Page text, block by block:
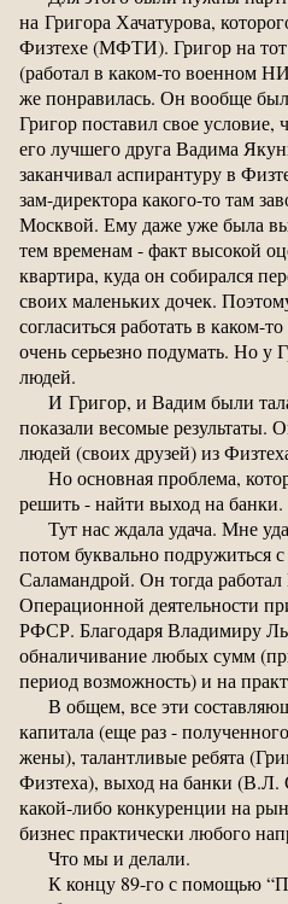
на Григора Хачатурова,
Физтехе (МФТИ). Григор на
(работал в каком-то военном
же понравилась. Он вообще
Григор поставил свое условие,
его лучшего друга Вадима
заканчивал аспирантуру в
зам-директора какого-то там
Москвой. Ему даже уже была
тем временам - факт высокой
квартира, куда он собирался
своих маленьких дочек.
согласиться работать в каком-
очень серьезно подумать. Но у
людей.
И Григор, и Вадим были
показали весомые результаты.
людей (своих друзей) из
Но основная проблема,
решить - найти выход на банки.
Тут нас ждала удача. Мне
потом буквально подружиться
Саламандрой. Он тогда
Операционной деятельности
РФСР. Благодаря Владимиру
обналичивание любых сумм
период возможность) и на
В общем, все эти
капитала (еще раз -
жены), талантливые ребята
Физтеха), выход на банки (В.Л.
какой-либо конкуренции на
бизнес практически любого
Что мы и делали.
К концу 89-го с помощью